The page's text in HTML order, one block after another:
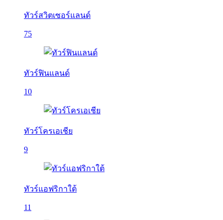
ทัวร์สวิตเซอร์แลนด์
75
ทัวร์ฟินแลนด์
10
ทัวร์โครเอเชีย
9
ทัวร์แอฟริกาใต้
11